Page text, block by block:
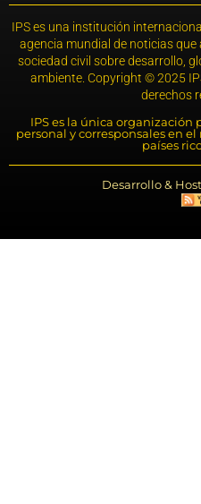
IPS es una institución
agencia mundial de noticias que
sociedad civil sobre desarrollo,
ambiente. Copyright © 2025
derechos
IPS es la única
personal y corresponsales en
países
Desarrollo &